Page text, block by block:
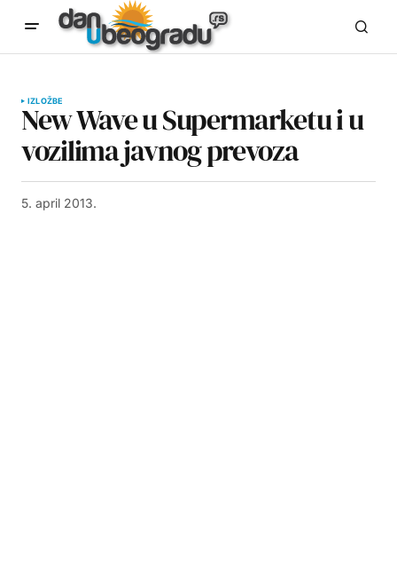
IZLOŽBE
New Wave u Supermarketu i u
vozilima javnog prevoza
5. april 2013.